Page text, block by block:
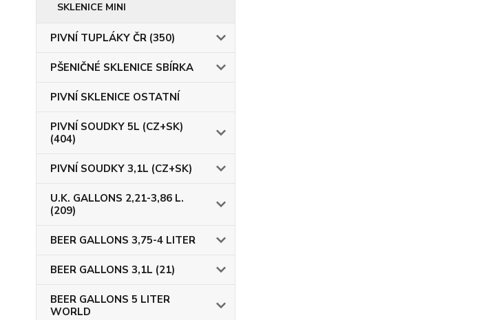
SKLENICE MINI
PIVNÍ TUPLÁKY ČR (350)
PŠENIČNÉ SKLENICE SBÍRKA
PIVNÍ SKLENICE OSTATNÍ
PIVNÍ SOUDKY 5L (CZ+SK)
(404)
PIVNÍ SOUDKY 3,1L (CZ+SK)
U.K. GALLONS 2,21-3,86 L.
(209)
BEER GALLONS 3,75-4 LITER
BEER GALLONS 3,1L (21)
BEER GALLONS 5 LITER
WORLD